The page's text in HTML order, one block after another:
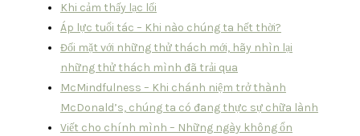
Khi cảm thấy lạc lối
Áp lực tuổi tác – Khi nào chúng ta hết thời?
Đối mặt với những thử thách mới, hãy nhìn lại
những thử thách mình đã trải qua
McMindfulness – Khi chánh niệm trở thành
McDonald’s, chúng ta có đang thực sự chữa lành
Viết cho chính mình – Những ngày không ổn